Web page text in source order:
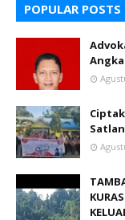
POPULAR POSTS